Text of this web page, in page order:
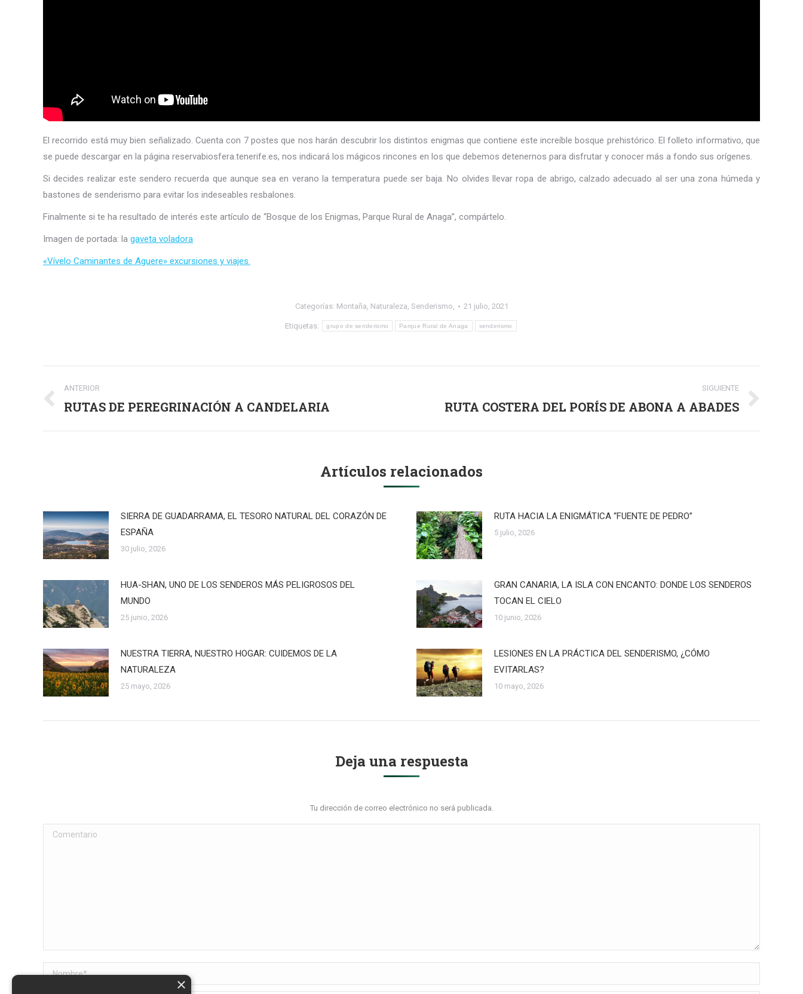
El recorrido está muy bien señalizado. Cuenta con 7 postes que nos harán descubrir los distintos enigmas que contiene este increíble bosque prehistórico. El folleto informativo, que
se puede descargar en la página reservabiosfera.tenerife.es, nos indicará los mágicos rincones en los que debemos detenernos para disfrutar y conocer más a fondo sus orígenes.
Si decides realizar este sendero recuerda que aunque sea en verano la temperatura puede ser baja. No olvides llevar ropa de abrigo, calzado adecuado al ser una zona húmeda y
bastones de senderismo para evitar los indeseables resbalones.
Finalmente si te ha resultado de interés este artículo de “Bosque de los Enigmas, Parque Rural de Anaga”, compártelo.
Imagen de portada: la gaveta voladora
«Vívelo Caminantes de Aguere» excursiones y viajes.
Categorías: Montaña, Naturaleza, Senderismo, 21 julio, 2021
Etiquetas: grupo de senderismo Parque Rural de Anaga senderismo
Navegación
entre
publicaciones
ANTERIOR
Publicación
RUTAS DE PEREGRINACIÓN A CANDELARIA
SIGUIENTE
PublicaciónRUTA COSTERA DEL PORÍS DE ABONA A ABADES
Artículos relacionados
SIERRA DE GUADARRAMA, EL TESORO NATURAL DEL CORAZÓN DE
ESPAÑA
30 julio, 2026
RUTA HACIA LA ENIGMÁTICA “FUENTE DE PEDRO”
5 julio, 2026
HUA-SHAN, UNO DE LOS SENDEROS MÁS PELIGROSOS DEL
MUNDO
25 junio, 2026
GRAN CANARIA, LA ISLA CON ENCANTO: DONDE LOS SENDEROS
TOCAN EL CIELO
10 junio, 2026
NUESTRA TIERRA, NUESTRO HOGAR: CUIDEMOS DE LA
NATURALEZA
25 mayo, 2026
LESIONES EN LA PRÁCTICA DEL SENDERISMO, ¿CÓMO
EVITARLAS?
10 mayo, 2026
Deja una respuesta
Tu dirección de correo electrónico no será publicada.
Comentario
Nombre *
×